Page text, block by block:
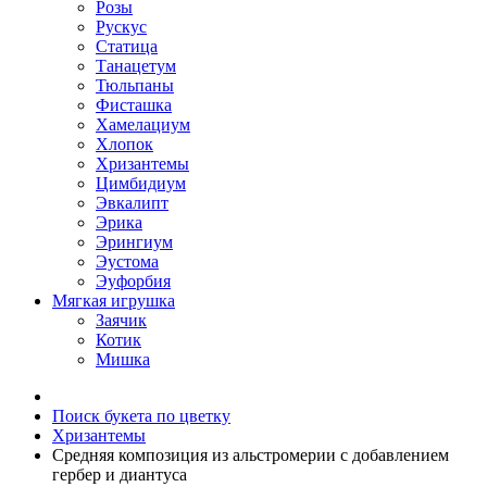
Розы
Рускус
Статица
Танацетум
Тюльпаны
Фисташка
Хамелациум
Хлопок
Хризантемы
Цимбидиум
Эвкалипт
Эрика
Эрингиум
Эустома
Эуфорбия
Мягкая игрушка
Заячик
Котик
Мишка
Поиск букета по цветку
Хризантемы
Средняя композиция из альстромерии c добавлением
гербер и диантуса